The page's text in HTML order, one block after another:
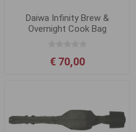
Daiwa Infinity Brew &
Overnight Cook Bag
€ 70,00